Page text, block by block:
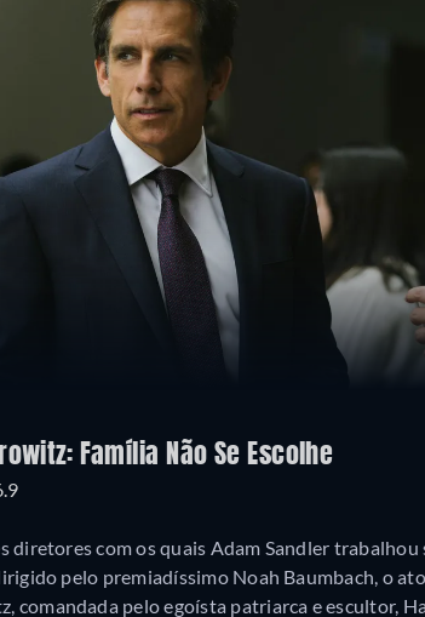
Família Não Se Escolhe
diretores com os quais Adam Sandler trabalhou
pelo premiadíssimo Noah Baumbach, o
comandada pelo egoísta patriarca e escultor,